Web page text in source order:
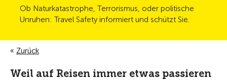
Ob Naturkatastrophe, Terrorismus, oder politische
Unruhen: Travel Safety informiert und schützt Sie.
Zurück
Weil auf Reisen immer etwas passieren